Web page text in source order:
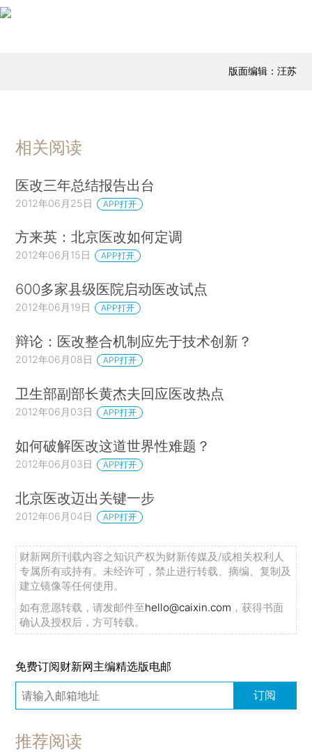
版面编辑：汪苏
相关阅读
医改三年总结报告出台
2012年06月25日 APP打开
方来英：北京医改如何定调
2012年06月15日 APP打开
600多家县级医院启动医改试点
2012年06月19日 APP打开
辩论：医改整合机制应先于技术创新？
2012年06月08日 APP打开
卫生部副部长黄杰夫回应医改热点
2012年06月03日 APP打开
如何破解医改这道世界性难题？
2012年06月03日 APP打开
北京医改迈出关键一步
2012年06月04日 APP打开
财新网所刊载内容之知识产权为财新传媒及/或相关权利人
专属所有或持有。未经许可，禁止进行转载、摘编、复制及
建立镜像等任何使用。
如有意愿转载，请发邮件至hello@caixin.com ，获得书面
确认及授权后，方可转载。
免费订阅财新网主编精选版电邮
订阅
推荐阅读